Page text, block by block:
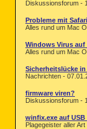
Diskussionsforum -
Probleme mit
Alles rund um Mac
Windows Virus auf
Alles rund um Mac
Sicherheitslücke in
Nachrichten -
firmware viren?
Diskussionsforum -
winfix.exe auf
Plagegeister aller